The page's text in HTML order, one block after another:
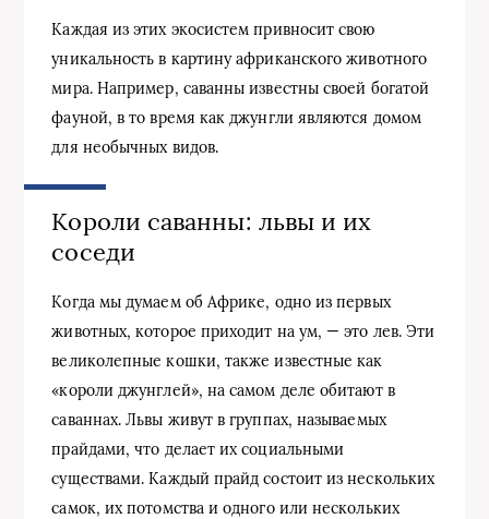
Каждая из этих экосистем привносит свою
уникальность в картину африканского животного
мира. Например, саванны известны своей богатой
фауной, в то время как джунгли являются домом
для необычных видов.
Короли саванны: львы и их
соседи
Когда мы думаем об Африке, одно из первых
животных, которое приходит на ум, — это лев. Эти
великолепные кошки, также известные как
«короли джунглей», на самом деле обитают в
саваннах. Львы живут в группах, называемых
прайдами, что делает их социальными
существами. Каждый прайд состоит из нескольких
самок, их потомства и одного или нескольких